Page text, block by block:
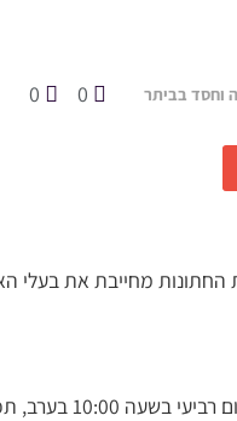
וחסד בביתר 0
0
מחייבת את בעלי
הפסקת